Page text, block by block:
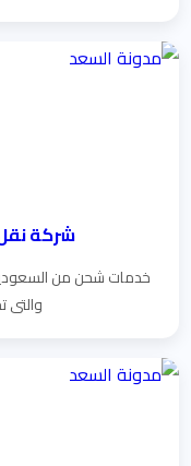
شركة
خدمات شحن من
والتى